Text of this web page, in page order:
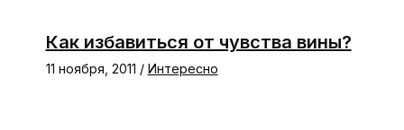
Как избавиться от чувства вины?
11 ноября, 2011 / Интересно